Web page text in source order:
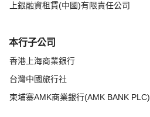
上銀融資租賃(中國)有限責任公司
本行子公司
香港上海商業銀行
台灣中國旅行社
柬埔寨AMK商業銀行(AMK BANK PLC)